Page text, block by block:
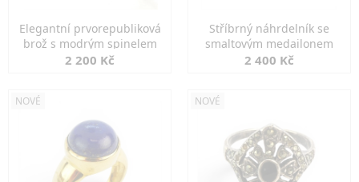
Elegantní prvorepubliková
brož s modrým spinelem
2 200 Kč
Stříbrný náhrdelník se
smaltovým medailonem
2 400 Kč
NOVÉ NOVÉ